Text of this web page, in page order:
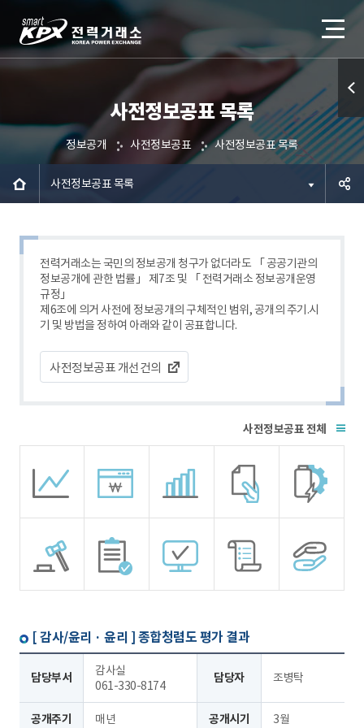
사전정보공표 목록
정보공개 사전정보공표 사전정보공표 목록
사전정보공표 목록
전력거래소는 국민의 정보공개 청구가 없더라도 「 공공기관의
정보공개에 관한 법률」 제7조 및 「 전력거래소 정보공개운영
규정」
제6조에 의거 사전에 정보공개의 구체적인 범위, 공개의 주기.시
기 및 방법을 정하여 아래와 같이 공표합니다.
사전정보공표 개선건의
전체
[ 감사/윤리 · 윤리 ] 종합청렴도 평가 결과
담당부서
감사실
061-330-8174
담당자 조병탁
공개주기 매년 공개시기 3월
퀵메
뉴 열
기